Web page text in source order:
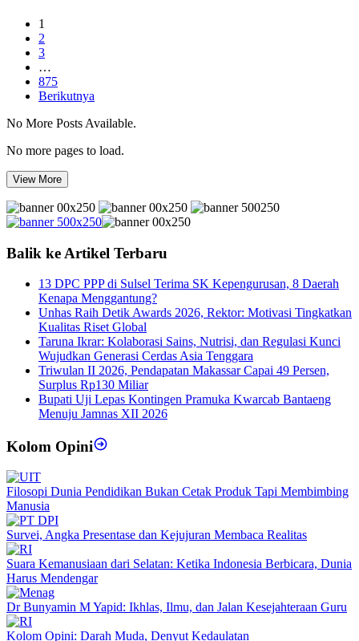
1
2
3
…
875
Berikutnya
No More Posts Available.
No more pages to load.
View More
Balik ke Artikel Terbaru
13 DPC PPP di Sulsel Terima SK Kepengurusan, 8 Daerah
Kenapa Menggantung?
Unhas Raih Detik Awards 2026, Rektor: Motivasi Tingkatkan
Kualitas Riset Global
Taruna Ikrar: Kolaborasi Sains, Nutrisi, dan Regulasi Kunci
Wujudkan Generasi Cerdas Asia Tenggara
Triwulan II 2026, Pendapatan Makassar Capai 49 Persen,
Surplus Rp130 Miliar
Bupati Uji Lepas Kontingen Pramuka Kwarcab Bantaeng
Menuju Jamnas XII 2026
Kolom Opini
Filosopi Dunia Pendidikan Bukan Cetak Produk Tapi Membimbing
Manusia
Survei, Angka Presentase dan Kejujuran Membaca Realitas
Suara Kemanusiaan dari Selatan: Ketika Indonesia Berbicara, Dunia
Harus Mendengar
Dr Bunyamin M Yapid: Ikhlas, Ilmu, dan Jalan Kesejahteraan Guru
Kolom Opini: Darah Muda, Denyut Kedaulatan